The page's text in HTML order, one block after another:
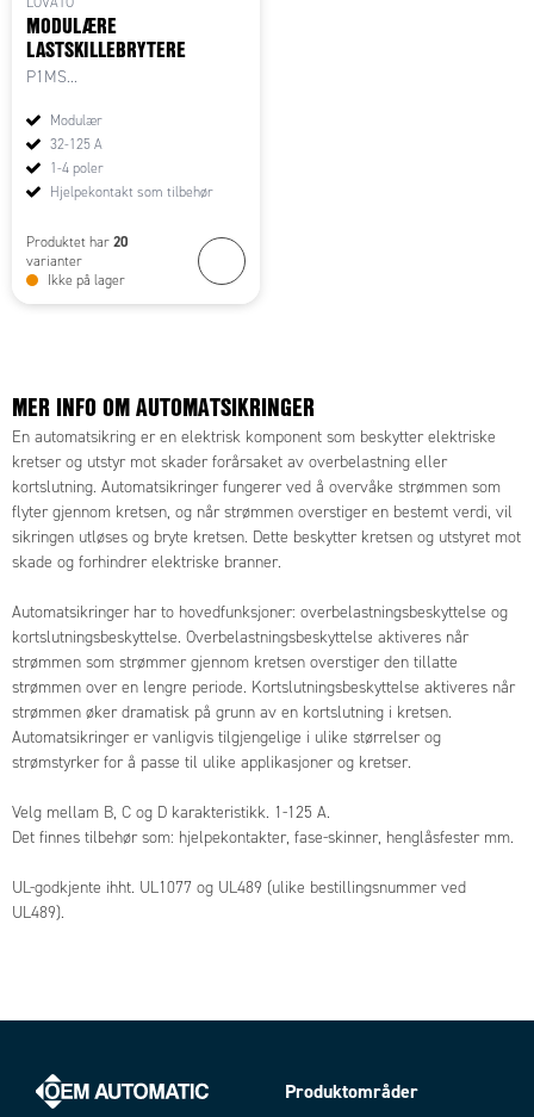
MODULÆRE
LASTSKILLEBRYTERE
P1MS...
Modulær
32-125 A
1-4 poler
Hjelpekontakt som tilbehør
Produktet har 20
varianter
Ikke på lager
MER INFO OM AUTOMATSIKRINGER
En automatsikring er en elektrisk komponent som beskytter elektriske
kretser og utstyr mot skader forårsaket av overbelastning eller
kortslutning. Automatsikringer fungerer ved å overvåke strømmen som
flyter gjennom kretsen, og når strømmen overstiger en bestemt verdi, vil
sikringen utløses og bryte kretsen. Dette beskytter kretsen og utstyret mot
skade og forhindrer elektriske branner.
Automatsikringer har to hovedfunksjoner: overbelastningsbeskyttelse og
kortslutningsbeskyttelse. Overbelastningsbeskyttelse aktiveres når
strømmen som strømmer gjennom kretsen overstiger den tillatte
strømmen over en lengre periode. Kortslutningsbeskyttelse aktiveres når
strømmen øker dramatisk på grunn av en kortslutning i kretsen.
Automatsikringer er vanligvis tilgjengelige i ulike størrelser og
strømstyrker for å passe til ulike applikasjoner og kretser.
Velg mellam B, C og D karakteristikk. 1-125 A.
Det finnes tilbehør som: hjelpekontakter, fase-skinner, henglåsfester mm.
UL-godkjente ihht. UL1077 og UL489 (ulike bestillingsnummer ved
UL489).
Produktområder